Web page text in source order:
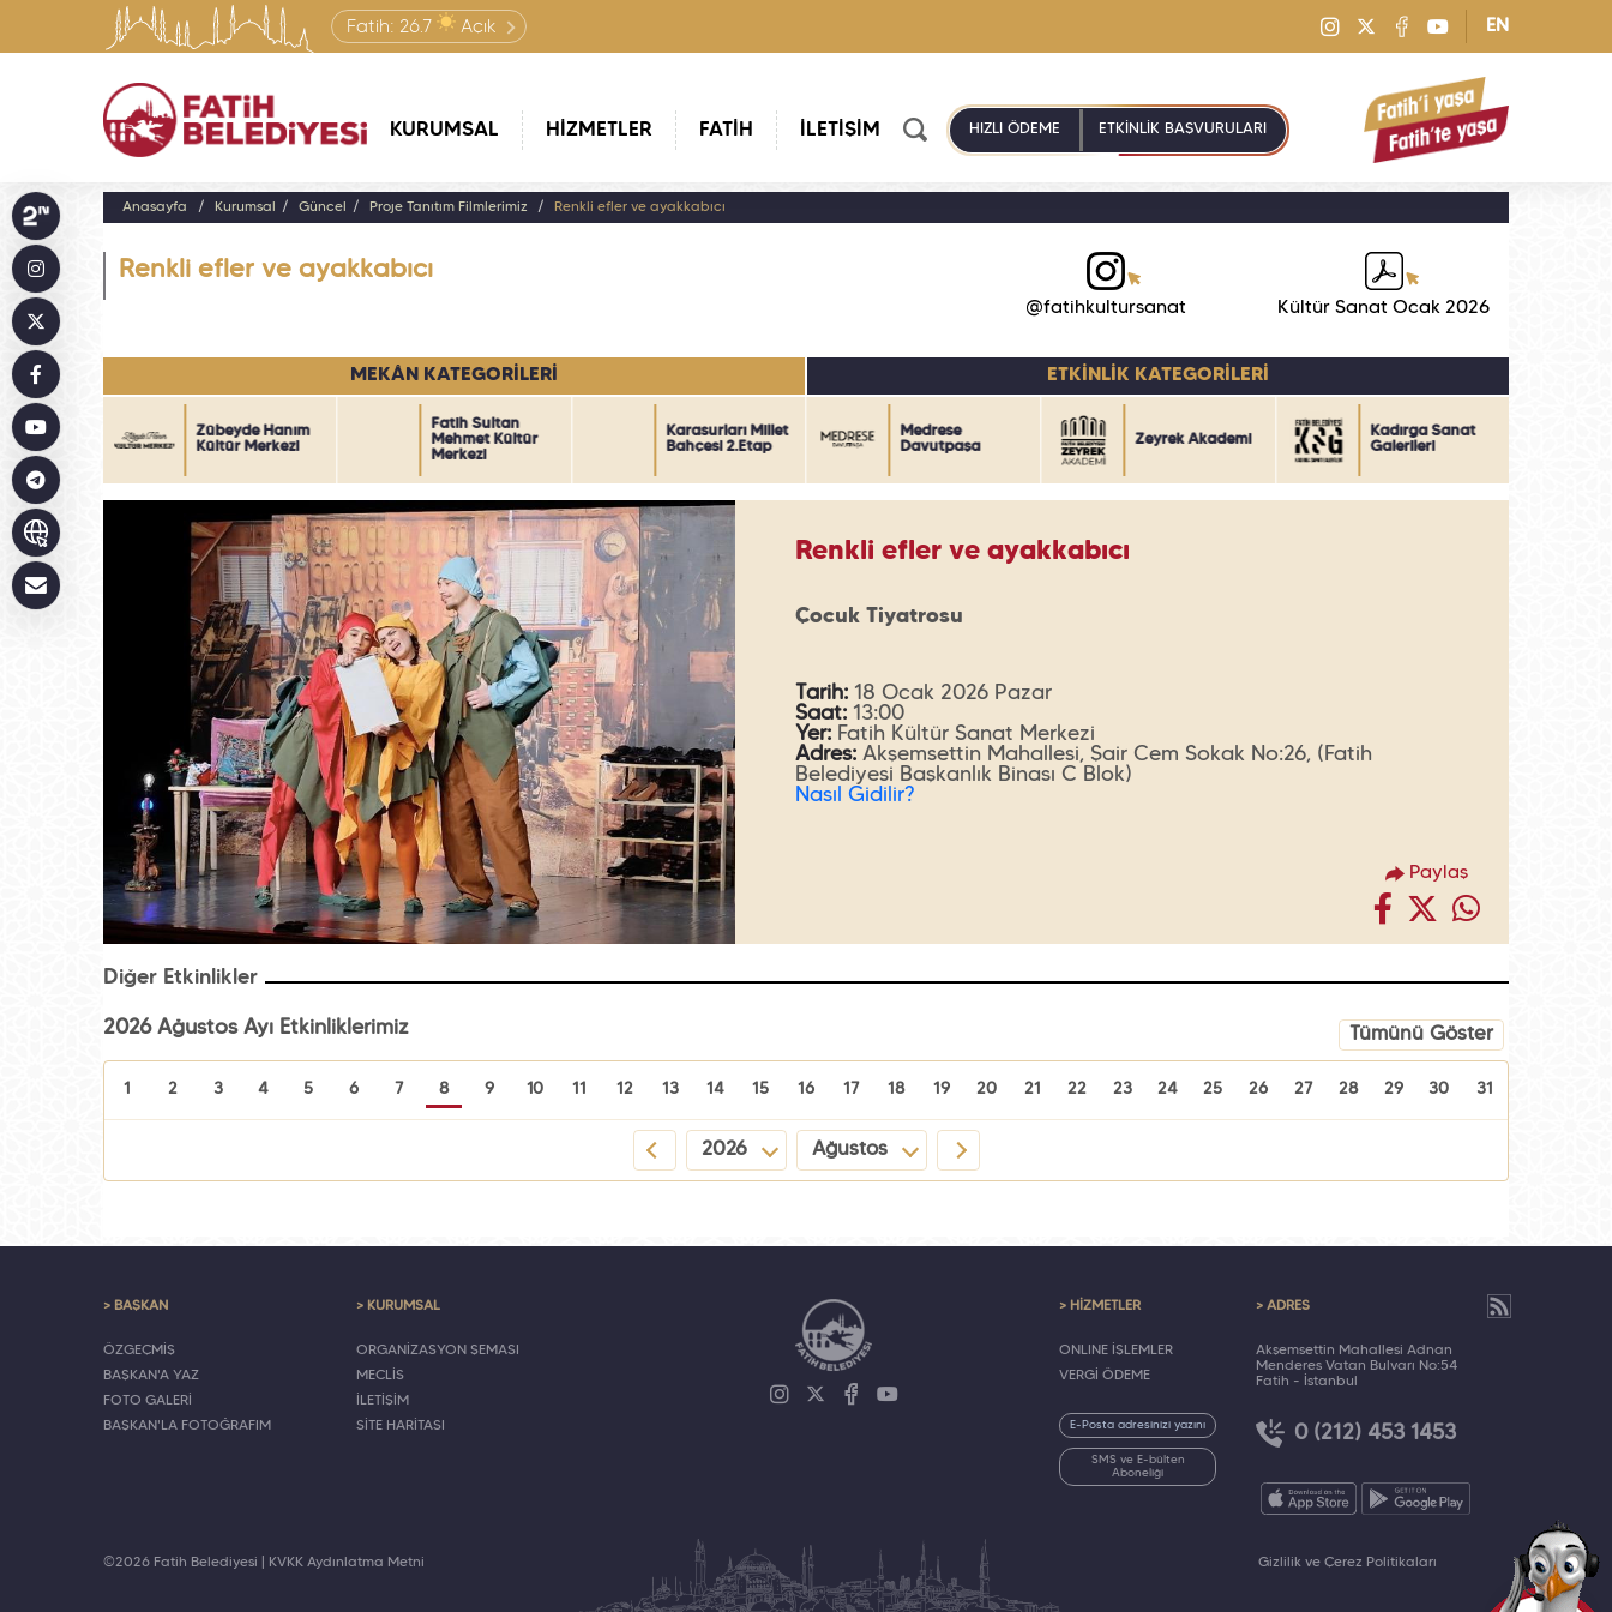
Fatih: 26.7 Açık EN
KURUMSAL HİZMETLER FATİH İLETİŞİM HIZLI ÖDEME ETKİNLİK BAŞVURULARI
Anasayfa Kurumsal Güncel Proje Tanıtım Filmlerimiz Renkli efler ve ayakkabıcı
Renkli efler ve ayakkabıcı
@fatihkultursanat Kültür Sanat Ocak 2026
MEKÂN KATEGORİLERİ ETKİNLİK KATEGORİLERİ
Sultan
Merkezi
Zübeyde Hanım
Kültür Merkezi
Fatih Sultan
Mehmet Kültür
Merkezi
Karasurları Millet
Bahçesi 2.Etap
Medrese
Davutpaşa
Zeyrek Akademi
Kadırga Sanat
Galerileri
Renkli efler ve ayakkabıcı
Çocuk Tiyatrosu
Tarih: 18 Ocak 2026 Pazar
Saat: 13:00
Yer: Fatih Kültür Sanat Merkezi
Adres: Akşemsettin Mahallesi, Şair Cem Sokak No:26, (Fatih
Belediyesi Başkanlık Binası C Blok)
Nasıl Gidilir?
Paylaş
Diğer Etkinlikler
2026 Ağustos Ayı Etkinliklerimiz Tümünü Göster
1 2 3 4 5 6 7 8 9 10 11 12 13 14 15 16 17 18 19 20 21 22 23 24 25 26 27 28 29 30 31
2026 Ağustos
> BAŞKAN
ÖZGEÇMİŞ
BAŞKAN'A YAZ
FOTO GALERİ
BAŞKAN'LA FOTOĞRAFIM
> KURUMSAL
ORGANİZASYON ŞEMASI
MECLİS
İLETİŞİM
SİTE HARİTASI
> HİZMETLER
ONLINE İŞLEMLER
VERGİ ÖDEME
SMS ve E-bülten
Aboneliği
> ADRES
Akşemsettin Mahallesi Adnan
Menderes Vatan Bulvarı No:54
Fatih - İstanbul
0 (212) 453 1453
©2026 Fatih Belediyesi | KVKK Aydınlatma Metni Gizlilik ve Çerez Politikaları